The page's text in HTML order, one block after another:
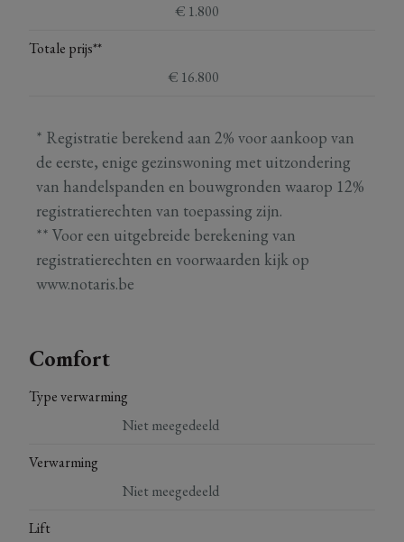
€ 1.800
Totale prijs**
€ 16.800
* Registratie berekend aan 2% voor aankoop van
de eerste, enige gezinswoning met uitzondering
van handelspanden en bouwgronden waarop 12%
registratierechten van toepassing zijn.
** Voor een uitgebreide berekening van
registratierechten en voorwaarden kijk op
www.notaris.be
Comfort
Type verwarming
Niet meegedeeld
Verwarming
Niet meegedeeld
Lift